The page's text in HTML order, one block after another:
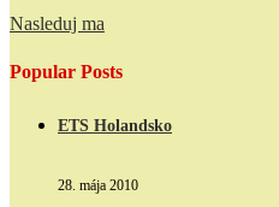
Nasleduj ma
Popular Posts
ETS Holandsko
28. mája 2010